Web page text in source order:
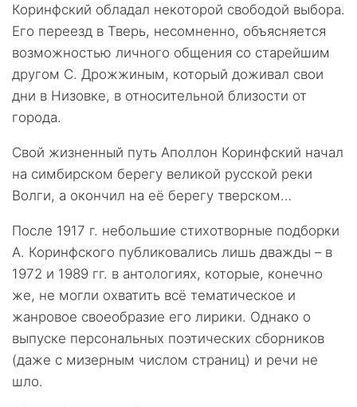
Коринфский обладал некоторой свободой выбора.
Его переезд в Тверь, несомненно, объясняется
возможностью личного общения со старейшим
другом С. Дрожжиным, который доживал свои
дни в Низовке, в относительной близости от
города.
Свой жизненный путь Аполлон Коринфский начал
на симбирском берегу великой русской реки
Волги, а окончил на её берегу тверском…
После 1917 г. небольшие стихотворные подборки
А. Коринфского публиковались лишь дважды – в
1972 и 1989 гг. в антологиях, которые, конечно
же, не могли охватить всё тематическое и
жанровое своеобразие его лирики. Однако о
выпуске персональных поэтических сборников
(даже с мизерным числом страниц) и речи не
шло.